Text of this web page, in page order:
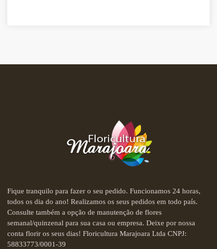
Fique tranquilo para fazer o seu pedido. Funcionamos 24 horas,
todos os dia do ano! Realizamos os seus pedidos em todo país.
Consulte também a opção de manutenção de flores
semanal/quinzenal para sua casa ou empresa. Deixe por nossa
conta florir os seus dias! Floricultura Marajoara Ltda CNPJ:
58833773/0001-39